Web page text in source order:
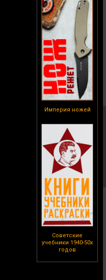
Империя ножей
Советские
учебники 1940-50х
годов